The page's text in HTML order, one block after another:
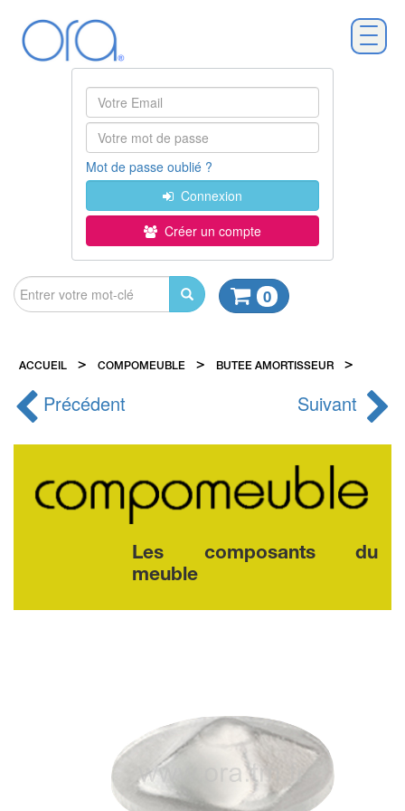
Mot de passe oublié ?
Connexion
Créer un compte
0
ACCUEIL > COMPOMEUBLE > BUTEE AMORTISSEUR >
Précédent Suivant
Les composants du
meuble